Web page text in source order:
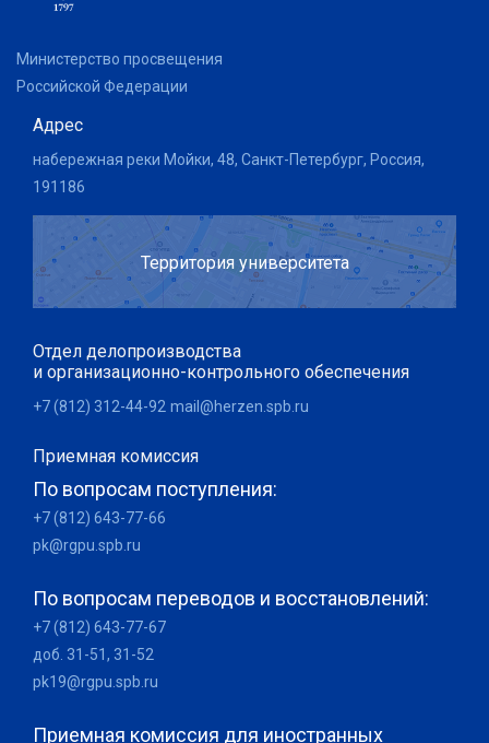
Министерство просвещения
Российской Федерации
Адрес
набережная реки Мойки, 48, Санкт-Петербург, Россия,
191186
Территория университета
Отдел делопроизводства
и организационно-контрольного обеспечения
+7 (812) 312-44-92 mail@herzen.spb.ru
Приемная комиссия
По вопросам поступления:
+7 (812) 643-77-66
pk@rgpu.spb.ru
По вопросам переводов и восстановлений:
+7 (812) 643-77-67
доб. 31-51, 31-52
pk19@rgpu.spb.ru
Приемная комиссия для иностранных